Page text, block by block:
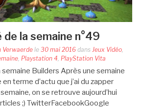
de la semaine n°49
Verwaerde le 30 mai 2016 dans Jeux Vidéo
Playstation 4 PlayStation Vita
semaine Builders Après une semaine
terme d’actu que j’ai du zapper
on se retrouve aujourd’hui
;) TwitterFacebookGoogle